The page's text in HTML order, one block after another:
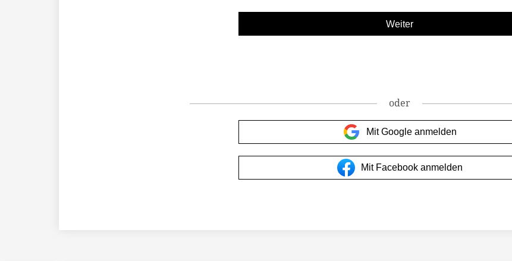
oder
Mit Google anmelden
Mit Facebook anmelden